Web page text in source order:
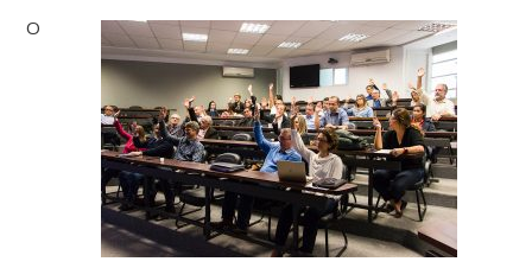
O